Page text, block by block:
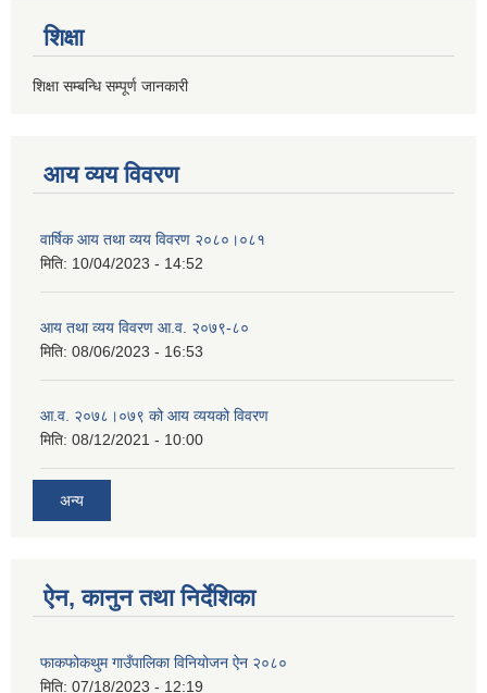
शिक्षा
शिक्षा सम्बन्धि सम्पूर्ण जानकारी
आय व्यय विवरण
वार्षिक आय तथा व्यय विवरण २०८०।०८१
मिति: 10/04/2023 - 14:52
आय तथा व्यय विवरण आ.व. २०७९-८०
मिति: 08/06/2023 - 16:53
आ.व. २०७८।०७९ को आय व्ययको विवरण
मिति: 08/12/2021 - 10:00
अन्य
ऐन, कानुन तथा निर्देशिका
फाकफोकथुम गाउँपालिका विनियोजन ऐन २०८०
मिति: 07/18/2023 - 12:19